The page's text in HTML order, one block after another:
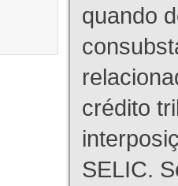
quando
crédito
SELIC.